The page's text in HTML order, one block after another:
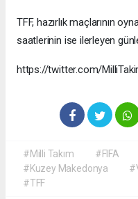
TFF, hazırlık maçlarının
saatlerinin ise ilerleyen
https://twitter.com/
#Milli Takım #FIFA
#Kuzey Makedonya
#TFF